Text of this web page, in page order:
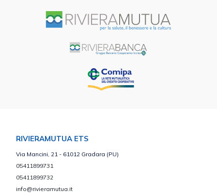
RIVIERAMUTUA ETS
Via Mancini, 21 - 61012 Gradara (PU)
05411899731
05411899732
info@rivieramutua.it